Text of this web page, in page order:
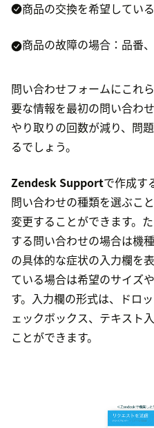
商品の交換を希望してい
商品の故障の場合：品番
問い合わせフォームにこれ
要な情報を最初の問い合わ
やり取りの回数が減り、問
るでしょう。
Zendesk Supportで作成す
問い合わせの種類を選ぶこ
変更することができます。
する問い合わせの場合は機
の具体的な症状の入力欄を
ている場合は希望のサイズ
す。入力欄の形式は、ドロ
ェックボックス、テキスト
ことができます。